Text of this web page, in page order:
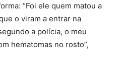
“Foi ele quem matou a
o viram a entrar na
a polícia, o meu
hematomas no rosto”,